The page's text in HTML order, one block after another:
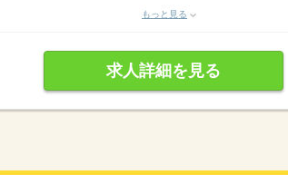
もっと見る
求人詳細を見る